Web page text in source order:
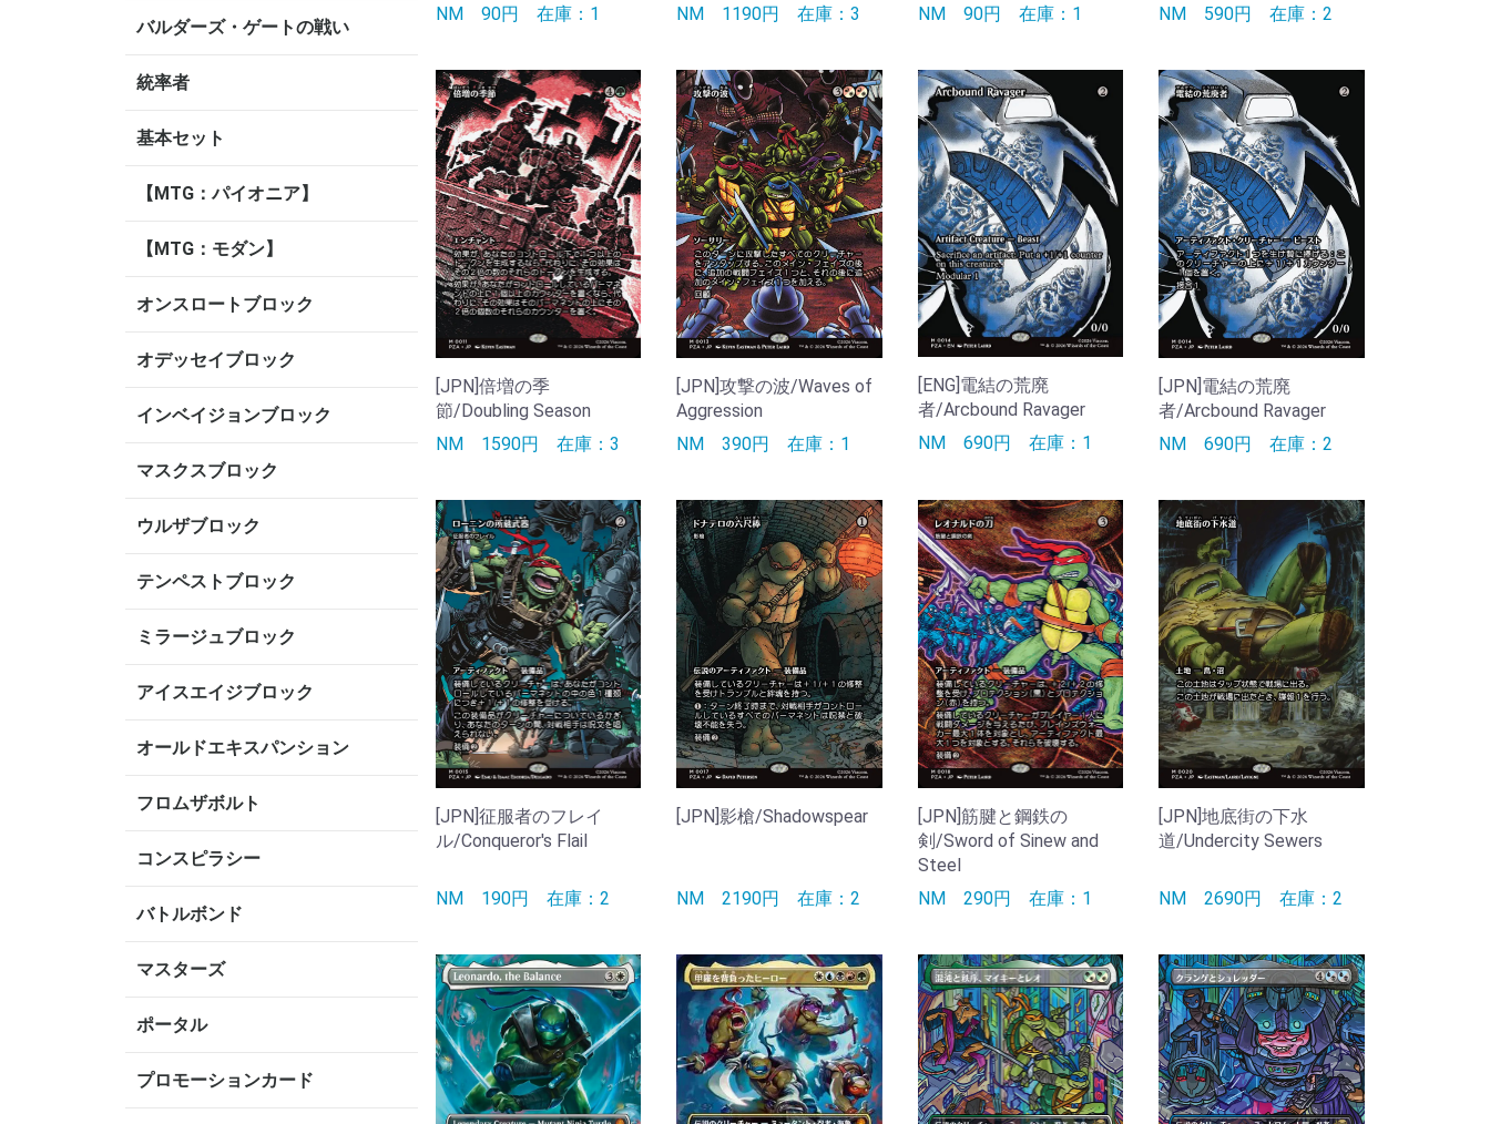
バルダーズ・ゲートの戦い
統率者
基本セット
【MTG：パイオニア】
【MTG：モダン】
オンスロートブロック
オデッセイブロック
インベイジョンブロック
マスクスブロック
ウルザブロック
テンペストブロック
ミラージュブロック
アイスエイジブロック
オールドエキスパンション
フロムザボルト
コンスピラシー
バトルボンド
マスターズ
ポータル
プロモーションカード
NM 90円 在庫：1 NM 1190円在庫：3
NM 90円 在庫：1 NM 590円在庫：2
[JPN]倍増の季
節/Doubling Season
NM 1590円 在庫：3
[JPN]攻撃の波/Waves of
Aggression
NM390円在庫：1
[ENG]電結の荒廃
者/Arcbound Ravager
NM 690円 在庫：1
[JPN]電結の荒廃
者/Arcbound Ravager
NM690円在庫：2
[JPN]征服者のフレイ
ル/Conqueror's Flail
NM 190円 在庫：2
[JPN]影槍/Shadowspear
NM2190円在庫：2
[JPN]筋腱と鋼鉄の
剣/Sword of Sinew and
Steel
NM 290円 在庫：1
[JPN]地底街の下水
道/Undercity Sewers
NM2690円在庫：2